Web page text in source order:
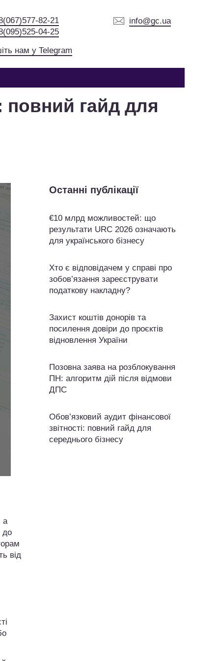
82-21
04-25
нам у Telegram
info@gc.ua
повний гайд для
а
до
від
Останні публікації
€10 млрд можливостей: що
результати URC 2026 означають
для українського бізнесу
Хто є відповідачем у справі про
зобов’язання зареєструвати
податкову накладну?
Захист коштів донорів та
посилення довіри до проєктів
відновлення України
Позовна заява на розблокування
ПН: алгоритм дій після відмови
ДПС
Обов’язковий аудит фінансової
звітності: повний гайд для
середнього бізнесу